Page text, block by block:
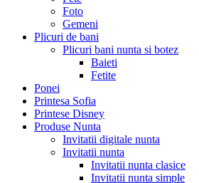
Foto
Gemeni
Plicuri de bani
Plicuri bani nunta si botez
Baieti
Fetite
Ponei
Printesa Sofia
Printese Disney
Produse Nunta
Invitatii digitale nunta
Invitatii nunta
Invitatii nunta clasice
Invitatii nunta simple